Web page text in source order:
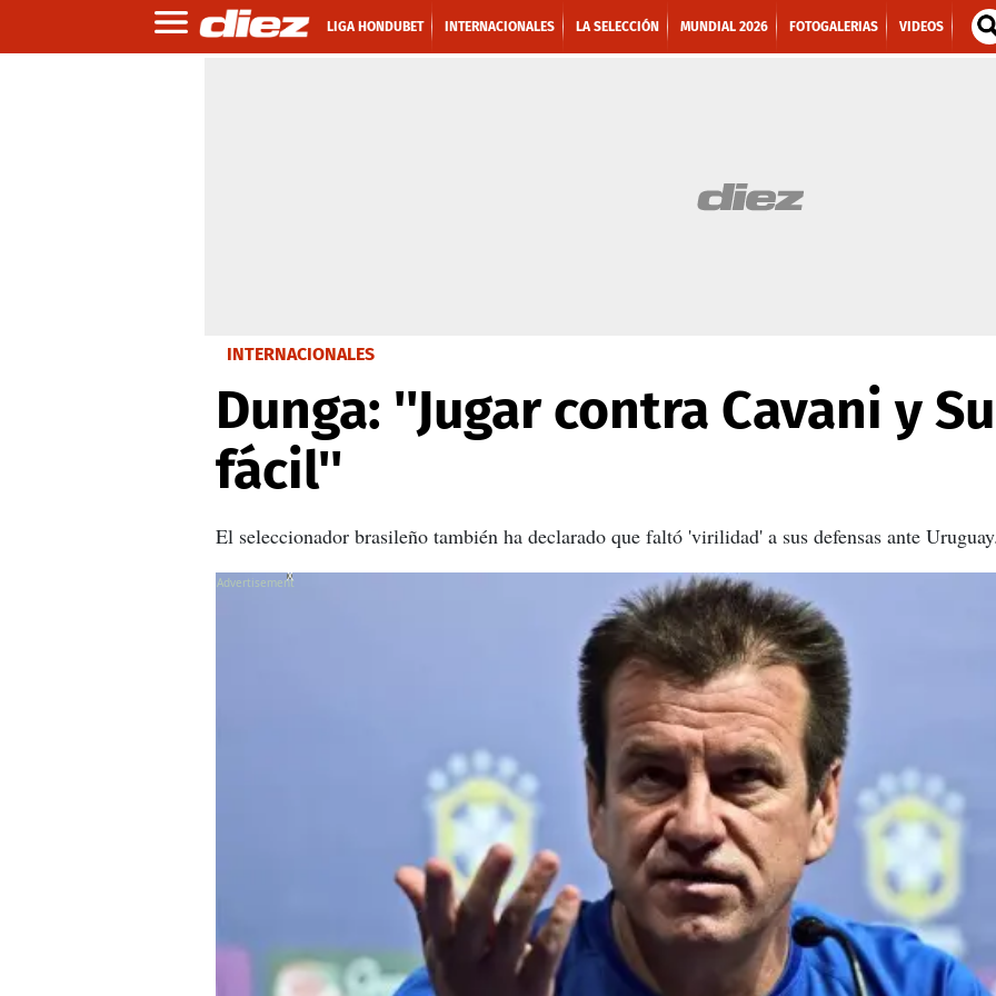
LIGA HONDUBET INTERNACIONALES LA SELECCIÓN MUNDIAL 2026 FOTOGALERIAS VIDEOS
INTERNACIONALES
Dunga: ''Jugar contra Cavani y
fácil''
El seleccionador brasileño también ha declarado que faltó 'virilidad' a sus defensas ante
X